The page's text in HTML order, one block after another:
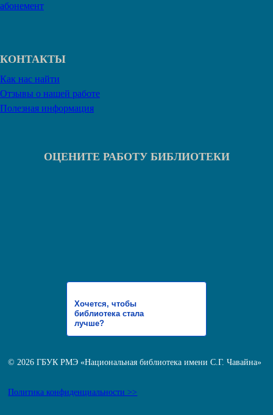
абонемент
КОНТАКТЫ
Как нас найти
Отзывы о нашей работе
Полезная информация
ОЦЕНИТЕ РАБОТУ БИБЛИОТЕКИ
Хочется, чтобы
библиотека стала
лучше?
© 2026 ГБУК РМЭ «Национальная библиотека имени С.Г. Чавайна»
Политика конфиденциальности >>